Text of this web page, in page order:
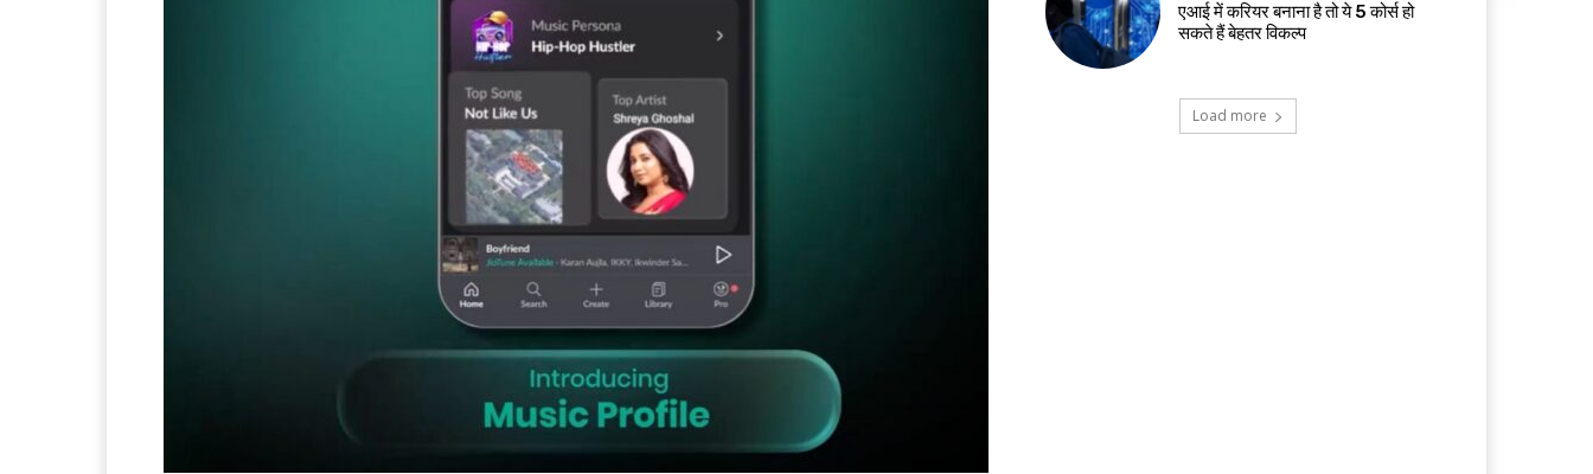
एआई में करियर बनाना है तो ये 5 कोर्स हो
सकते हैं बेहतर विकल्प
Load more